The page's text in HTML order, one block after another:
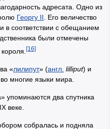
адресата. Одно из
Георгу II . Его величество
в соответствии с обещанием
были отмечены
[16]
«лилипут» (англ. lilliput) и
многие языки мира.
упоминаются два спутника
веке.
собралась и подняла